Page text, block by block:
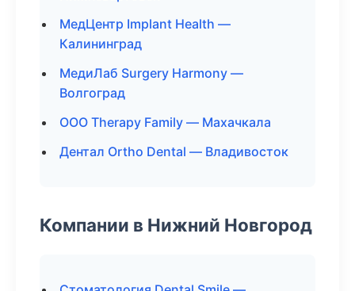
МедЦентр Implant Health —
Калининград
МедиЛаб Surgery Harmony —
Волгоград
ООО Therapy Family — Махачкала
Дентал Ortho Dental — Владивосток
Компании в Нижний Новгород